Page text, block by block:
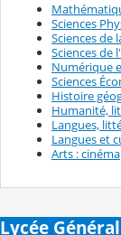
Sciences
Sciences de
Sciences de
Numérique
Sciences
Histoire
Humanité,
Langues,
Langues et
Arts : cinéma
Lycée